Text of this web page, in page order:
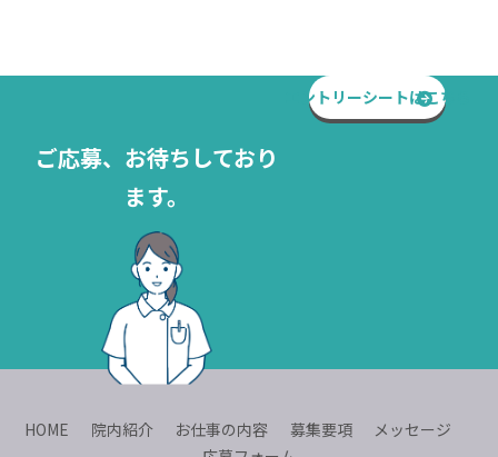
ご応募、お待ちしており
ます。
エントリーシートはこちら
HOME 院内紹介 お仕事の内容 募集要項
メッセージ